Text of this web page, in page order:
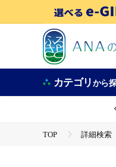
カテゴリから
TOP 詳細検索